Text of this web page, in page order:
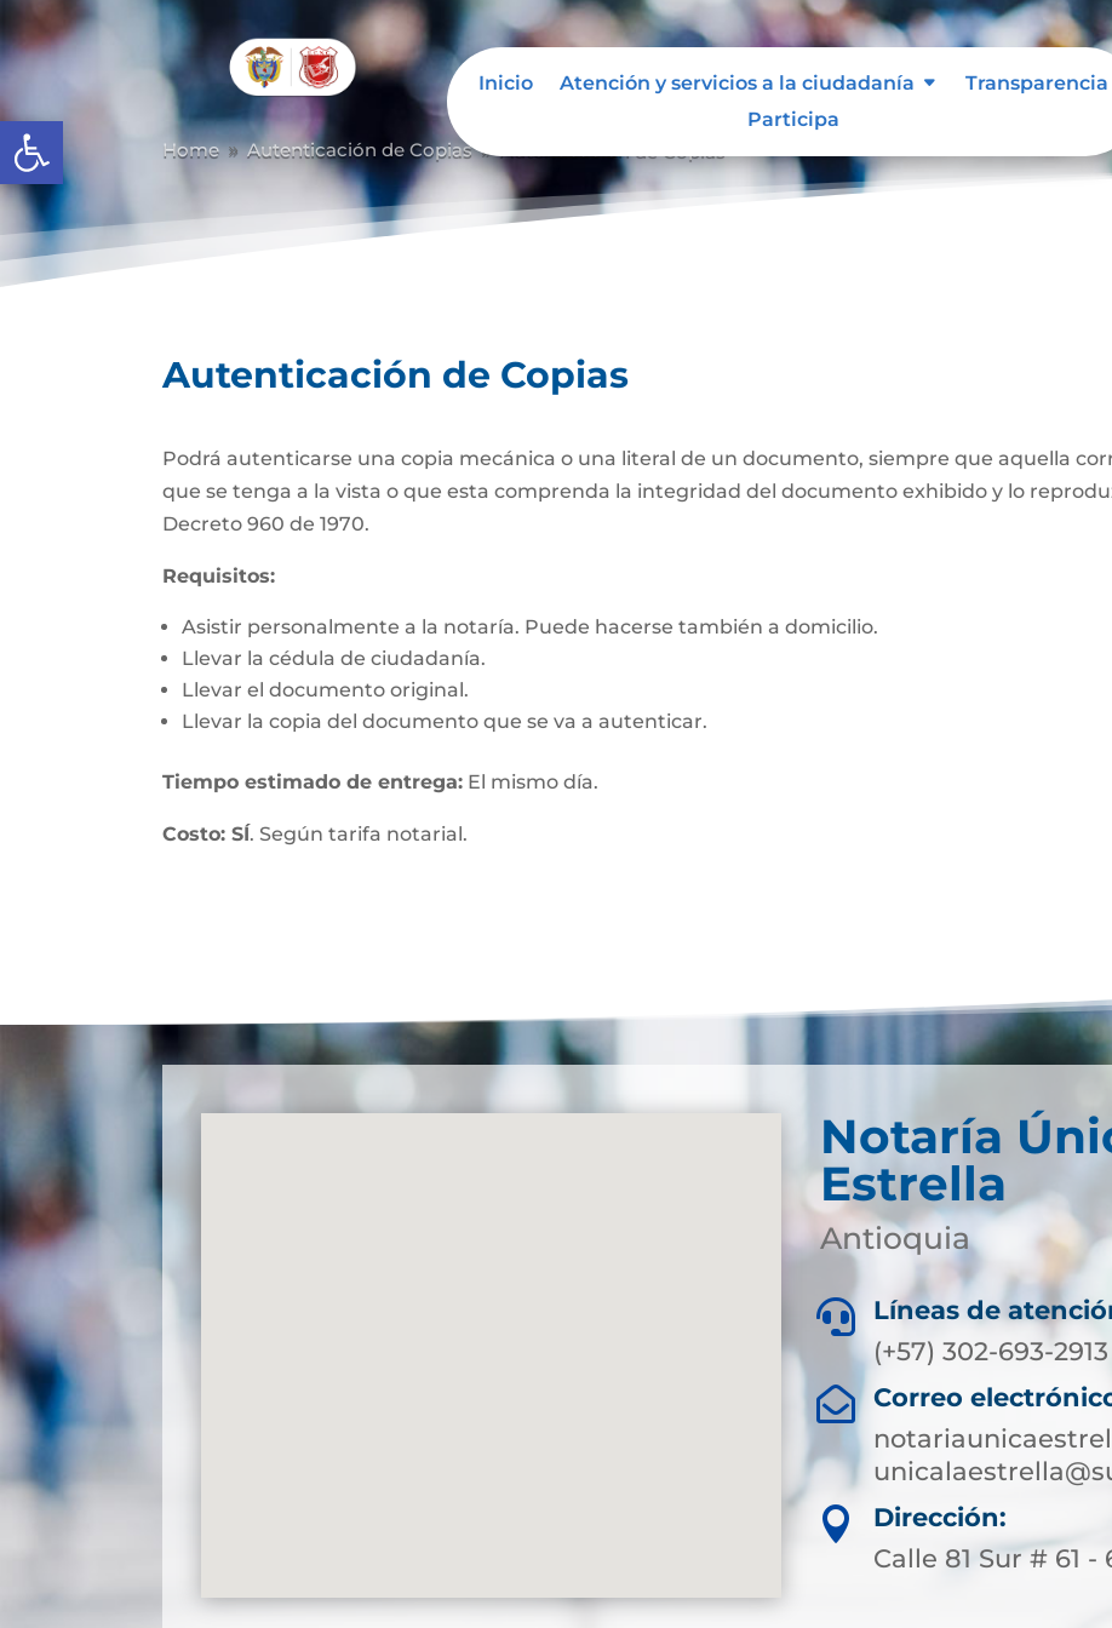
Abrir barra de herramientas
Inicio Atención y servicios a la ciudadanía
Transparencia
Participa
Home 9 Autenticación de Copias 9
Autenticación de Copias
Podrá autenticarse una copia mecánica o una literal de un documento, siempre que aquella
que se tenga a la vista o que esta comprenda la integridad del documento exhibido y lo
Decreto 960 de 1970.
Requisitos:
Asistir personalmente a la notaría. Puede hacerse también a domicilio.
Llevar la cédula de ciudadanía.
Llevar el documento original.
Llevar la copia del documento que se va a autenticar.
Tiempo estimado de entrega: El mismo día.
Costo: SÍ. Según tarifa notarial.
Notaría
Estrella
Antioquia

Líneas de
(+57) 302-693-

Correo

Dirección:
Calle 81 Sur # 61 -